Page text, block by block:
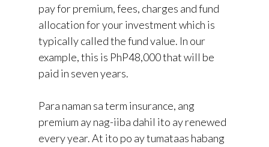
pay for premium, fees, charges and fund
allocation for your investment which is
typically called the fund value. In our
example, this is PhP48,000 that will be
paid in seven years.
Para naman sa term insurance, ang
premium ay nag-iiba dahil ito ay renewed
every year. At ito po ay tumataas habang